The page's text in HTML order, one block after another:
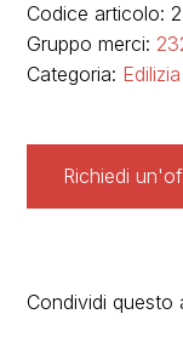
Codice articolo:
Gruppo merci:
Categoria: Edilizia
Richiedi
Condividi questo